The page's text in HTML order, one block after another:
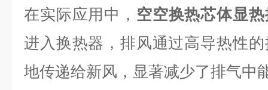
在实际应用中， 空空换热芯体显
进入换热器，排风通过高导热性
地传递给新风，显著减少了排气中